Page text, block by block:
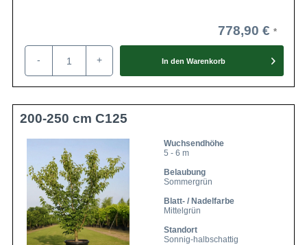
778,90 €
- + In den Warenkorb
200-250 cm C125
Wuchsendhöhe
5 - 6 m
Belaubung
Sommergrün
Blatt- / Nadelfarbe
Mittelgrün
Standort
Sonnig-halbschattig